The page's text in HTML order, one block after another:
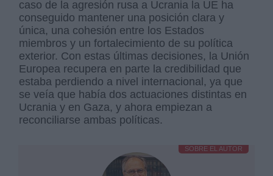
caso de la agresión rusa a Ucrania la UE ha
conseguido mantener una posición clara y
única, una cohesión entre los Estados
miembros y un fortalecimiento de su política
exterior. Con estas últimas decisiones, la Unión
Europea recupera en parte la credibilidad que
estaba perdiendo a nivel internacional, ya que
se veía que había dos actuaciones distintas en
Ucrania y en Gaza, y ahora empiezan a
reconciliarse ambas políticas.
SOBRE EL AUTOR